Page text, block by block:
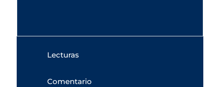
Lecturas
Comentario